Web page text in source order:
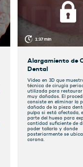
1:37 min
Alargamiento de
Dental
Vídeo en 3D que
técnica de cirugía
utilizada para restaurar
muy dañados. El procedimiento
consiste en eliminar la
dañada de la pieza
pulpa si está afectada, eliminar
parte del hueso para
cantidad suficiente de
poder tallarlo y donde
posteriormente se
corona.